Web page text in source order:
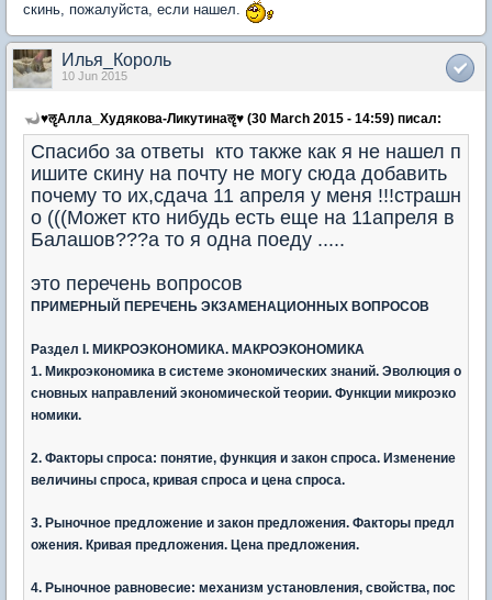
скинь, пожалуйста, если нашел.
Илья_Король
10 Jun 2015
♥ॡАлла_Худякова-Ликутинаॡ♥ (30 March 2015 - 14:59) писал:
Спасибо за ответы кто также как я не нашел п
ишите скину на почту не могу сюда добавить
почему то их,сдача 11 апреля у меня !!!страшн
о (((Может кто нибудь есть еще на 11апреля в
Балашов???а то я одна поеду .....
это перечень вопросов
ПРИМЕРНЫЙ ПЕРЕЧЕНЬ ЭКЗАМЕНАЦИОННЫХ ВОПРОСОВ
Раздел I. МИКРОЭКОНОМИКА. МАКРОЭКОНОМИКА
1. Микроэкономика в системе экономических знаний. Эволюция о
сновных направлений экономической теории. Функции микроэко
номики.
2. Факторы спроса: понятие, функция и закон спроса. Изменение
величины спроса, кривая спроса и цена спроса.
3. Рыночное предложение и закон предложения. Факторы предл
ожения. Кривая предложения. Цена предложения.
4. Рыночное равновесие: механизм установления, свойства, пос